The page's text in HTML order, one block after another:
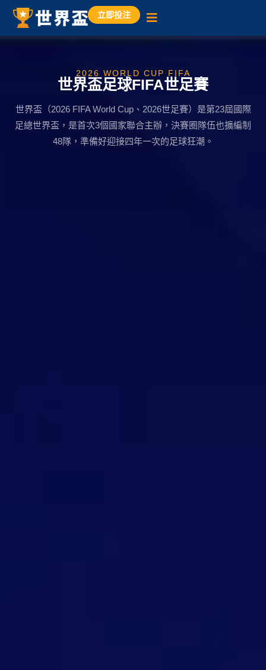
立即投注
2026 WORLD CUP FIFA
世界盃足球FIFA世足賽
世界盃（2026 FIFA World Cup、2026世足賽）是第23屆國際
足總世界盃，是首次3個國家聯合主辦，決賽圈隊伍也擴編制
48隊，準備好迎接四年一次的足球狂潮。